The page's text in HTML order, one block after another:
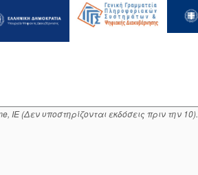
IE (Δεν υποστηρίζονται εκδόσεις πριν την 10).